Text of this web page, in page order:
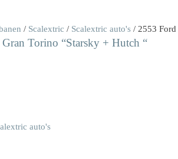
/ Scalextric / Scalextric auto's/ 2553 Ford
Torino “Starsky + Hutch “
auto's